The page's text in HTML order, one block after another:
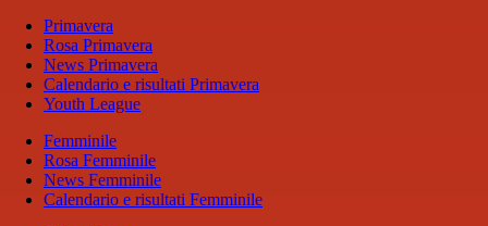
Primavera
Rosa Primavera
News Primavera
Calendario e risultati Primavera
Youth League
Femminile
Rosa Femminile
News Femminile
Calendario e risultati Femminile